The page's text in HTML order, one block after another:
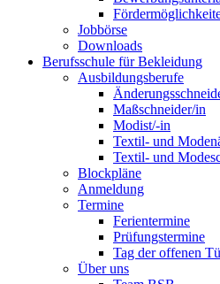
Jobbörse
Downloads
Berufsschule für Bekleidung
Ausbildungsberufe
Maßschneider/in
Modist/-in
Textil- und
Textil- und
Blockpläne
Anmeldung
Termine
Ferientermine
Prüfungstermine
Tag der offenen
Über uns